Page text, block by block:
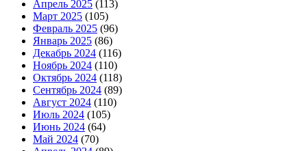
Апрель 2025 (113)
Март 2025 (105)
Февраль 2025 (96)
Январь 2025 (86)
Декабрь 2024 (116)
Ноябрь 2024 (110)
Октябрь 2024 (118)
Сентябрь 2024 (89)
Август 2024 (110)
Июль 2024 (105)
Июнь 2024 (64)
Май 2024 (70)